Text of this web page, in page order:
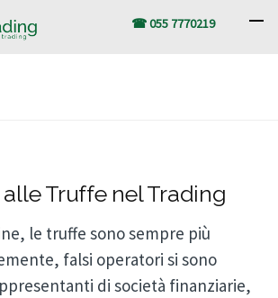
☎ 055 7770219
Truffe nel Trading
le truffe sono sempre più
falsi operatori si sono
di società finanziarie,